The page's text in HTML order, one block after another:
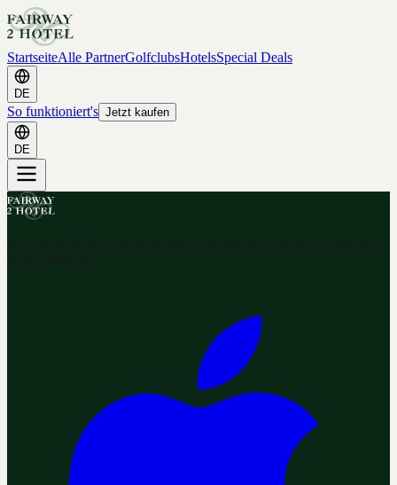
StartseiteAlle PartnerGolfclubsHotelsSpecial Deals
DE
So funktioniert's Jetzt kaufen
DE